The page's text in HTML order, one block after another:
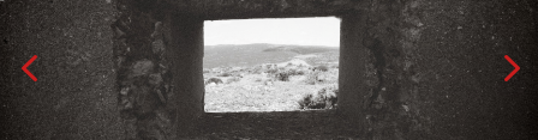
LAS HUELLAS DE LA GUERRA